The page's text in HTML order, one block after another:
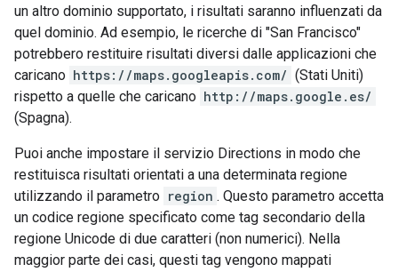
un altro dominio supportato, i risultati saranno influenzati da
quel dominio. Ad esempio, le ricerche di "San Francisco"
potrebbero restituire risultati diversi dalle applicazioni che
caricano https://maps.googleapis.com/ (Stati Uniti)
rispetto a quelle che caricano http://maps.google.es/
(Spagna).
Puoi anche impostare il servizio Directions in modo che
restituisca risultati orientati a una determinata regione
utilizzando il parametro region . Questo parametro accetta
un codice regione specificato come tag secondario della
regione Unicode di due caratteri (non numerici). Nella
maggior parte dei casi, questi tag vengono mappati